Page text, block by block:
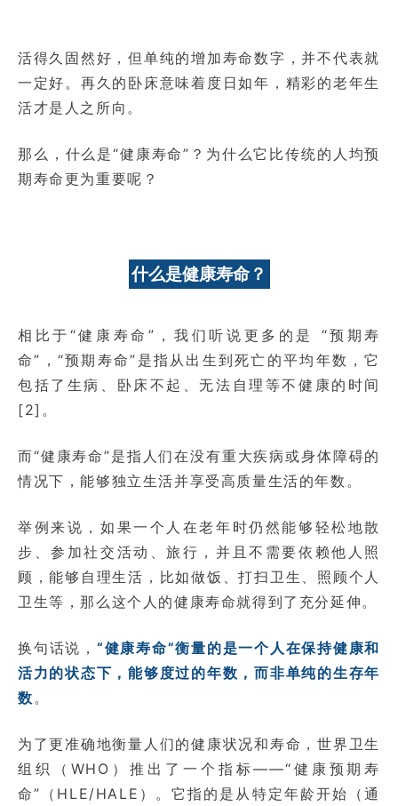
活得久固然好，但单纯的增加寿命数字，并不代表就
一定好。再久的卧床意味着度日如年，精彩的老年生
活才是人之所向。
那么，什么是“健康寿命”？为什么它比传统的人均预
期寿命更为重要呢？
什么是健康寿命？
相比于“健康寿命”，我们听说更多的是 “预期寿
命”，“预期寿命”是指从出生到死亡的平均年数，它
包括了生病、卧床不起、无法自理等不健康的时间
[2]。
而“健康寿命”是指人们在没有重大疾病或身体障碍的
情况下，能够独立生活并享受高质量生活的年数。
举例来说，如果一个人在老年时仍然能够轻松地散
步、参加社交活动、旅行，并且不需要依赖他人照
顾，能够自理生活，比如做饭、打扫卫生、照顾个人
卫生等，那么这个人的健康寿命就得到了充分延伸。
换句话说， “健康寿命”衡量的是一个人在保持健康和
活力的状态下，能够度过的年数，而非单纯的生存年
数。
为了更准确地衡量人们的健康状况和寿命，世界卫生
组织（WHO）推出了一个指标——“健康预期寿
命”（HLE/HALE）。它指的是从特定年龄开始（通